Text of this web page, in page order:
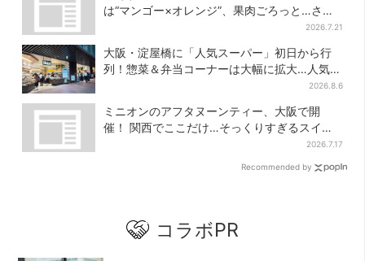
は“マンゴー×オレンジ”、果肉ごろっと…さっ
2026.7.21
大阪・淀屋橋に「人気スーパー」初日から行
列！惣菜＆弁当コーナーは大幅に拡大…人気商
2026.8.6
ミニオンのアフタヌーンティー、大阪で開
催！ 関西でここだけ…そっくりすぎるスイー
2026.7.17
Recommended by
コラボPR